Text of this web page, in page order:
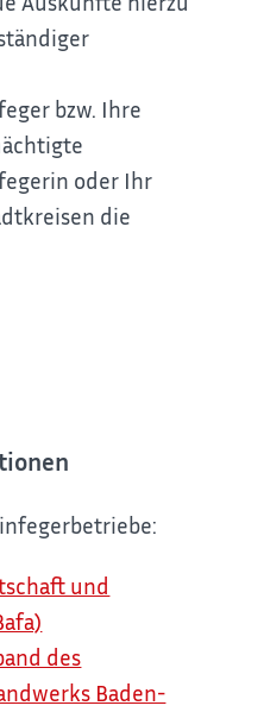
bzw. Ihre
oder Ihr
die
und
des
Baden-